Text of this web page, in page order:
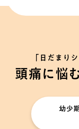
「日だまり
頭痛に悩